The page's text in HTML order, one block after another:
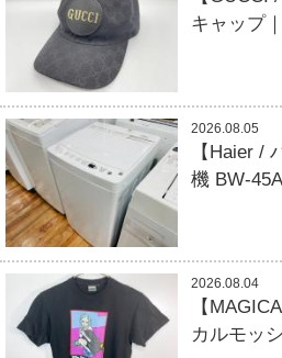
キャップ
2026.08.05
【Haier /
機 BW-
2026.08.04
【
カルモッ